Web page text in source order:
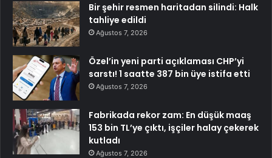
Bir şehir resmen haritadan silindi: Halk
tahliye edildi
Ağustos 7, 2026
Özel’in yeni parti açıklaması CHP’yi
sarstı! 1 saatte 387 bin üye istifa etti
Ağustos 7, 2026
Fabrikada rekor zam: En düşük maaş
153 bin TL’ye çıktı, işçiler halay çekerek
kutladı
Ağustos 7, 2026